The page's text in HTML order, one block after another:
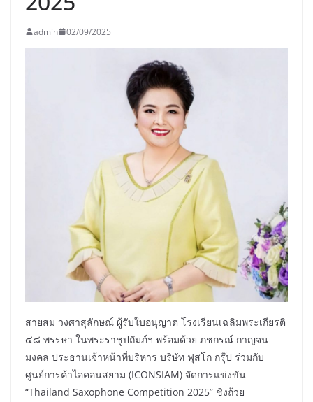
admin 02/09/2025
สายสม วงศาสุลักษณ์ ผู้รับใบอนุญาต โรงเรียนเฉลิมพระเกียรติ
๔๘ พรรษา ในพระราชูปถัมภ์ฯ พร้อมด้วย ภชกรณ์ กาญจน
มงคล ประธานเจ้าหน้าที่บริหาร บริษัท ฟุสโก กรุ๊ป ร่วมกับ
ศูนย์การค้าไอคอนสยาม (ICONSIAM) จัดการแข่งขัน
“Thailand Saxophone Competition 2025” ชิงถ้วย